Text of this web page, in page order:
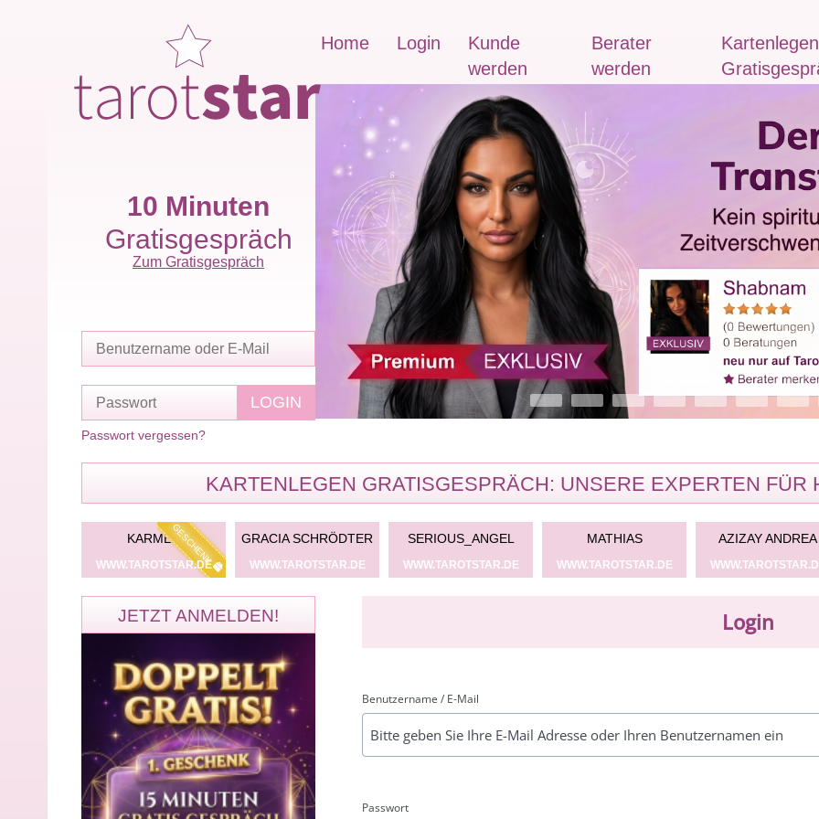
Home Login
Kunde
werden
Berater
werden
Kartenlegen
10 Minuten
Gratisgespräch
Zum Gratisgespräch
Passwort vergessen?
KARTENLEGEN GRATISGESPRÄCH: UNSERE EXPERTEN FÜR
GESCHENK
KARMEN
WWW.TAROTSTAR.DE
GRACIA SCHRÖDTER
WWW.TAROTSTAR.DE
SERIOUS_ANGEL
WWW.TAROTSTAR.DE
MATHIAS
WWW.TAROTSTAR.DE
AZIZAY ANDREA
JETZT ANMELDEN! Login
Benutzername / E-Mail
Passwort